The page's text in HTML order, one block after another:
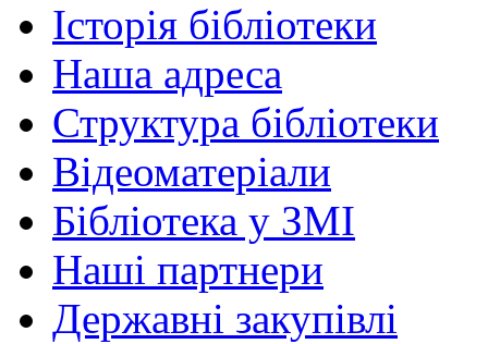
Історія бібліотеки
Наша адреса
Структура бібліотеки
Відеоматеріали
Бібліотека у ЗМІ
Наші партнери
Державні закупівлі